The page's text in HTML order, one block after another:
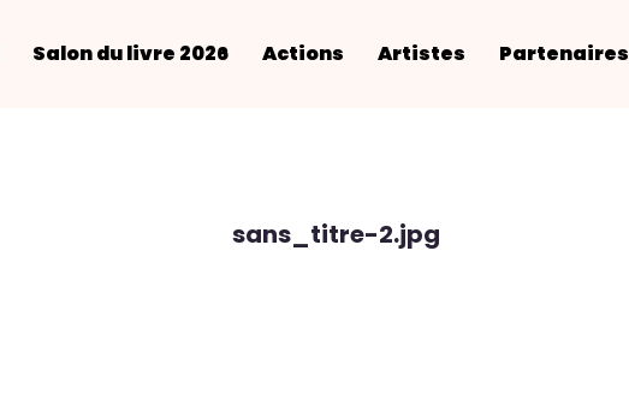
Salon du livre 2026 Actions Artistes Partenaires
sans_titre-2.jpg